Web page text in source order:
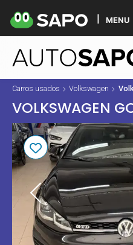
MENU
Carros usados Volkswagen
VOLKSWAGEN